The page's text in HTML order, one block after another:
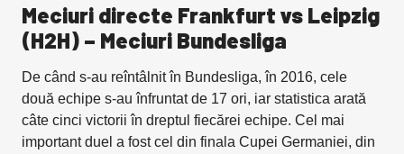
Meciuri directe Frankfurt vs Leipzig
(H2H) – Meciuri Bundesliga
De când s-au reîntâlnit în Bundesliga, în 2016, cele
două echipe s-au înfruntat de 17 ori, iar statistica arată
câte cinci victorii în dreptul fiecărei echipe. Cel mai
important duel a fost cel din finala Cupei Germaniei, din